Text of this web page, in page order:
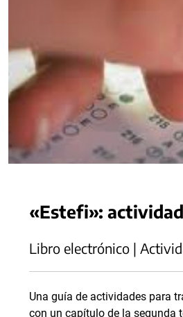
«Estefi»:
Libro electrónico |
Una guía de actividades para
con un capítulo de la segunda